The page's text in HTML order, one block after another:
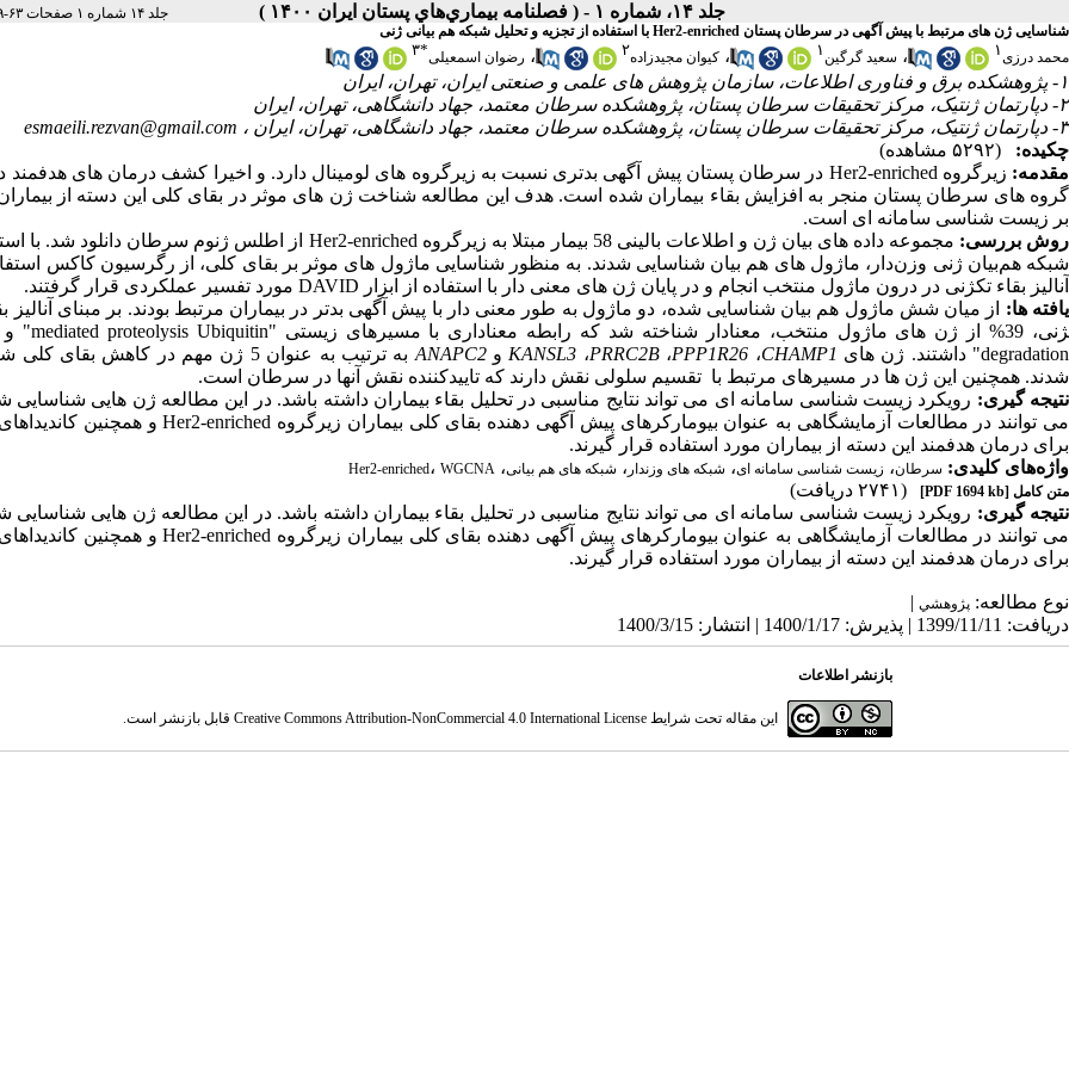
جلد ۱۴، شماره ۱ - ( فصلنامه بيماري‌هاي پستان ايران ۱۴۰۰ ) جلد ۱۴ شماره ۱ صفحات ۶۳-۴۹
شناسایی ژن های مرتبط با پیش‌ آگهی در سرطان پستان Her2-enriched با استفاده از تجزیه و تحلیل شبکه هم‌ بیانی ژنی
محمد درزی۱ ، سعید گرگین۱ ، کیوان مجیدزاده۲ ، رضوان اسمعیلی*۳
۱- پژوهشکده برق و فناوری اطلاعات، سازمان پژوهش های علمی و صنعتی ایران، تهران، ایران
۲- دپارتمان ژنتیک، مرکز تحقیقات سرطان پستان، پژوهشکده سرطان معتمد، جهاد دانشگاهی، تهران، ایران
۳- دپارتمان ژنتیک، مرکز تحقیقات سرطان پستان، پژوهشکده سرطان معتمد، جهاد دانشگاهی، تهران، ایران ،
esmaeili.rezvan@gmail.com
چکیده:
(۵۲۹۲ مشاهده)
مقدمه: زیرگروه Her2-enriched در سرطان پستان پیش ­آگهی بدتری نسبت به زیرگروه ­های لومینال دارد. و اخیرا کشف درمان‏ های هدفمند
گروه­ های سرطان پستان منجر به افزایش بقاء بیماران شده است. هدف این مطالعه شناخت ژن­ های موثر در بقای کلی این دسته از
بر زیست­ شناسی سامان‏ه ای است.
روش بررسی: مجموعه­­­ داده­­­ های بیان ژن و اطلاعات بالینی 58 بیمار مبتلا به زیرگروه Her2-enriched از اطلس ژنوم سرطان دانلود شد. با
شبکه همبیان ژنی وزندار، ماژول­ های هم­ بیان شناسایی شدند. به‏ منظور شناسایی ماژول­ های موثر بر بقای کلی، از رگرسیون کاکس
آنالیز بقاء تک­ژنی در درون ماژول منتخب انجام و در پایان ژن­ های معنی­ دار با استفاده از ابزار DAVID مورد تفسیر عملکردی قرار گرفتند.
یافته ­ها: از میان شش ماژول هم­ بیان شناسایی­ شده، دو ماژول به طور معنی ­دار با پیش ‏آگهی بدتر در بیماران مرتبط بودند. بر مبنای آنالیز
ژنی، 39% از ژن­ های ماژول­ منتخب، معنادار شناخته شد که رابطه­ معناداری با مسیرهای زیستی "
Ubiquitin
mediated proteolysis" و
degradation" داشتند. ژن های CHAMP1، PPP1R26،PRRC2B، KANSL3 وANAPC2
به‏ ترتیب به عنوان 5 ژن مهم در کاهش بقای
شدند. همچنین این ژن­ ها در مسیرهای مرتبط با تقسیم سلولی نقش دارند که تاییدکننده نقش آن‏ها در سرطان است.
نتیجه­ گیری: رویکرد زیست­ شناسی سامان‏ه ای می­ تواند نتایج مناسبی در تحلیل بقاء بیماران داشته باشد. در این مطالعه ژن‏ هایی شناسایی
می­ توانند در مطالعات آزمایشگاهی به عنوان بیومارکرهای پیش ­آگهی­ دهنده بقای کلی بیماران زیرگروه Her2-enrichedو همچنین کاندیداهای
برای درمان هدفمند این دسته از بیماران مورد استفاده قرار گیرند.
واژه‌های کلیدی: سرطان، زیست­ شناسی سامانه ای، شبکه­ های وزندار ، شبکه ­های هم‌ بیانی، Her2-enriched، WGCNA
متن کامل [PDF 1694 kb]
(۲۷۴۱ دریافت)
نتیجه­ گیری: رویکرد زیست­ شناسی سامان‏ه ای می­ تواند نتایج مناسبی در تحلیل بقاء بیماران داشته باشد. در این مطالعه ژن‏ هایی شناسایی
می­ توانند در مطالعات آزمایشگاهی به عنوان بیومارکرهای پیش ­آگهی­ دهنده بقای کلی بیماران زیرگروه Her2-enrichedو همچنین کاندیداهای
برای درمان هدفمند این دسته از بیماران مورد استفاده قرار گیرند.
نوع مطالعه: پژوهشي |
دریافت: 1399/11/11 | پذیرش: 1400/1/17 | انتشار: 1400/3/15
بازنشر اطلاعات
این مقاله تحت شرایط Creative Commons Attribution-NonCommercial 4.0 International Licenseقابل بازنشر است.